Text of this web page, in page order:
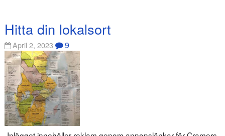
Hitta din lokalsort
April 2, 2023 9